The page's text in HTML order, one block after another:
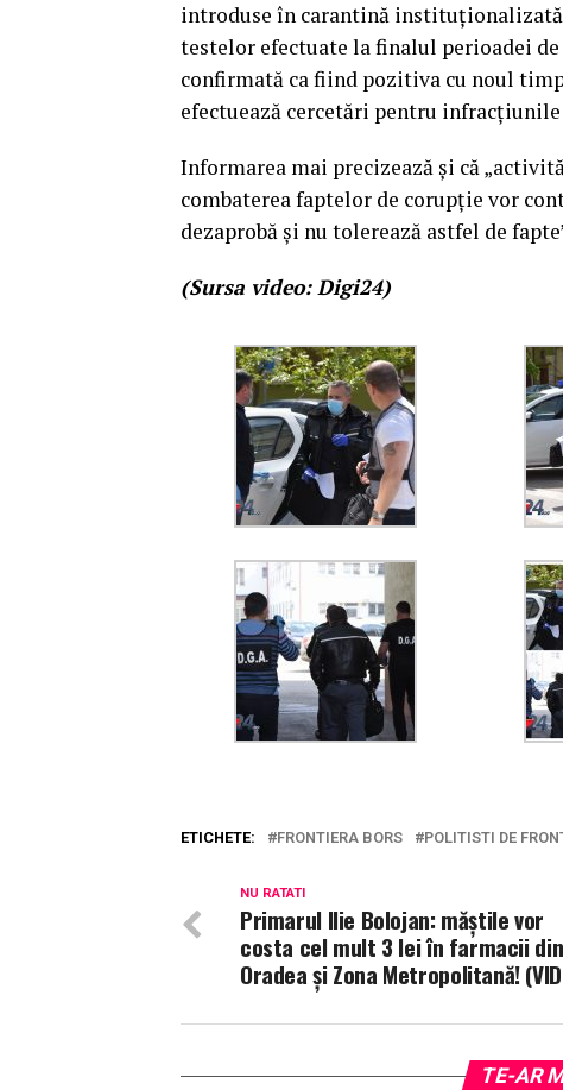
introduse în carantină
testelor efectuate la finalul perioadei
confirmată ca fiind pozitiva cu noul timp
efectuează cercetări pentru infracţiunile
Informarea mai precizează și că
combaterea faptelor de corupţie vor
dezaprobă şi nu tolerează astfel de
(Sursa video: Digi24)
ETICHETE: FRONTIERA BORS POLITISTI DE
NU RATATI
Primarul Ilie Bolojan: măştile vor
costa cel mult 3 lei în farmacii din
Oradea și Zona Metropolitană!
TE-AR